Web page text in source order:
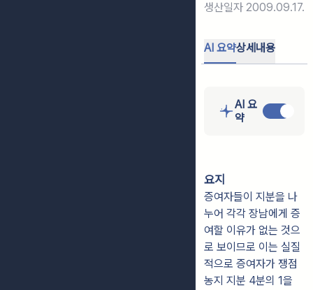
생산일자 2009.09.17.
AI 요약상세내용
AI 요
약
요지
증여자들이 지분을 나
누어 각각 장남에게 증
여할 이유가 없는 것으
로 보이므로 이는 실질
적으로 증여자가 쟁점
농지 지분 4분의 1을